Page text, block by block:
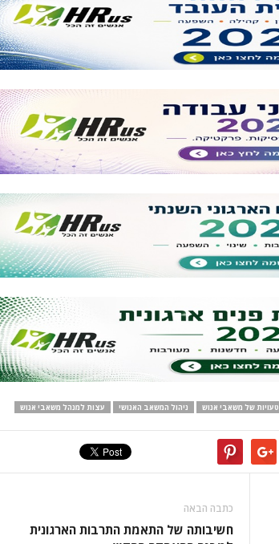
טעויות של משאבי אנוש ניהול המשאב האנושי עצות למנהל משאבי אנוש
כתבה הבאה
חשיבותה של התאמת התרבות הארגונית